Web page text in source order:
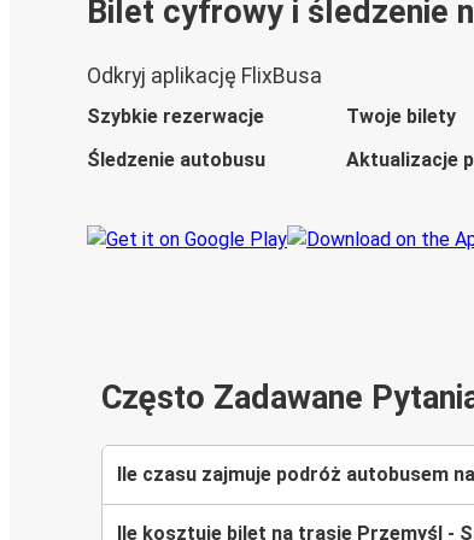
Bilet cyfrowy i śledzenie
Odkryj aplikację FlixBusa
Szybkie rezerwacje
Twoje bilety
Śledzenie autobusu
Aktualizacje
Często Zadawane
Ile czasu zajmuje podróż autobusem
Ile kosztuje bilet na trasie Przemyśl -